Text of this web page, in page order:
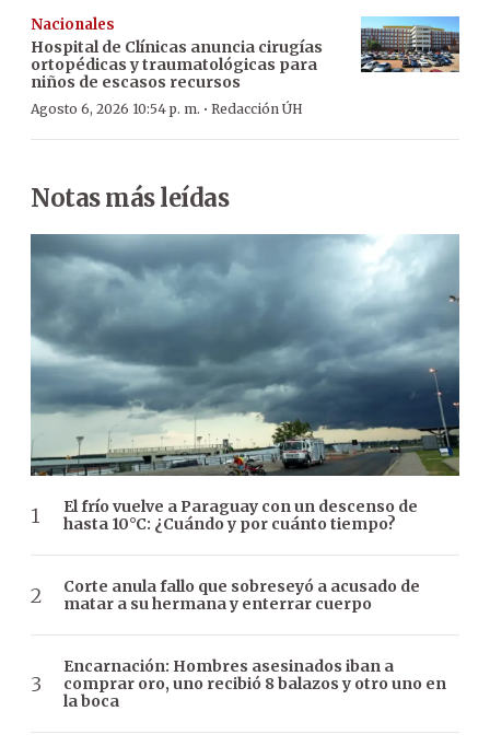
Nacionales
Hospital de Clínicas anuncia cirugías
ortopédicas y traumatológicas para
niños de escasos recursos
Agosto 6, 2026 10:54 p. m. · Redacción ÚH
Notas más leídas
El frío vuelve a Paraguay con un descenso de
hasta 10°C: ¿Cuándo y por cuánto tiempo?
Corte anula fallo que sobreseyó a acusado de
matar a su hermana y enterrar cuerpo
Encarnación: Hombres asesinados iban a
comprar oro, uno recibió 8 balazos y otro uno en
la boca